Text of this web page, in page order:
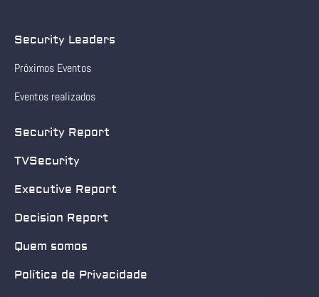
Security Leaders
Próximos Eventos
Eventos realizados
Security Report
TVSecurity
Executive Report
Decision Report
Quem somos
Política de Privacidade